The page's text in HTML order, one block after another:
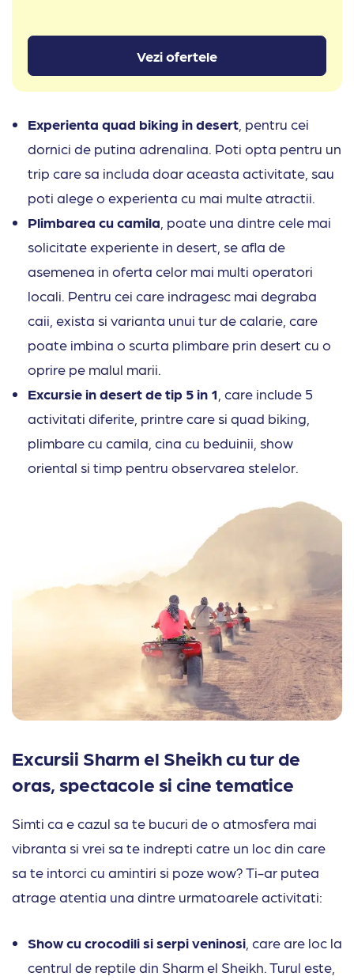
Vezi ofertele
Experienta quad biking in desert , pentru cei
dornici de putina adrenalina. Poti opta pentru un
trip care sa includa doar aceasta activitate, sau
poti alege o experienta cu mai multe atractii.
Plimbarea cu camila , poate una dintre cele mai
solicitate experiente in desert, se afla de
asemenea in oferta celor mai multi operatori
locali. Pentru cei care indragesc mai degraba
caii, exista si varianta unui tur de calarie, care
poate imbina o scurta plimbare prin desert cu o
oprire pe malul marii.
Excursie in desert de tip 5 in 1 , care include 5
activitati diferite, printre care si quad biking,
plimbare cu camila, cina cu beduinii, show
oriental si timp pentru observarea stelelor.
Excursii Sharm el Sheikh cu tur de
oras, spectacole si cine tematice
Simti ca e cazul sa te bucuri de o atmosfera mai
vibranta si vrei sa te indrepti catre un loc din care
sa te intorci cu amintiri si poze wow? Ti-ar putea
atrage atentia una dintre urmatoarele activitati:
Show cu crocodili si serpi veninosi , care are loc la
centrul de reptile din Sharm el Sheikh. Turul este,